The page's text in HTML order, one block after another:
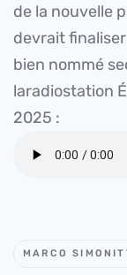
de la nouvelle
devrait
bien nommé
laradiostation
2025 :
MARCO